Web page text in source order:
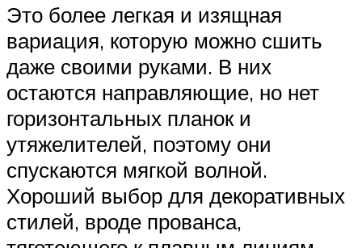
Это более легкая и изящная
вариация, которую можно сшить
даже своими руками. В них
остаются направляющие, но нет
горизонтальных планок и
утяжелителей, поэтому они
спускаются мягкой волной.
Хороший выбор для декоративных
стилей, вроде прованса,